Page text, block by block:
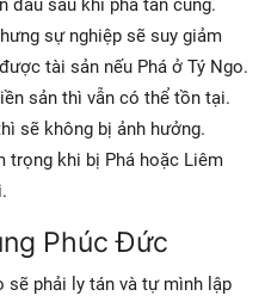
đầu sau khi phá tan cung.
sự nghiệp sẽ suy giảm
tài sản nếu Phá ở Tý Ngo.
sản thì vẫn có thể tồn tại.
sẽ không bị ảnh hưởng.
trọng khi bị Phá hoặc Liêm
Phúc Đức
sẽ phải ly tán và tự mình lập